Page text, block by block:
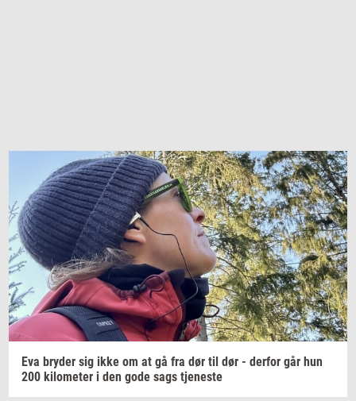
Eva bry­der sig ikke om at gå fra dør til dør - der­for går hun
200 ki­lo­me­ter i den gode sags tje­ne­ste